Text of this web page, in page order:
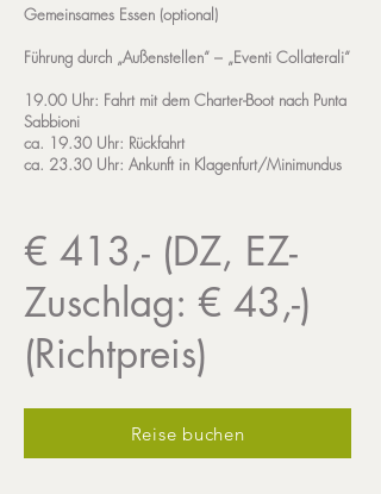
Gemeinsames Essen (optional)
Führung durch „Außenstellen“ – „Eventi Collaterali“
19.00 Uhr: Fahrt mit dem Charter-Boot nach Punta
Sabbioni
ca. 19.30 Uhr: Rückfahrt
ca. 23.30 Uhr: Ankunft in Klagenfurt/Minimundus
€ 413,- (DZ, EZ-
Zuschlag: € 43,-)
(Richtpreis)
Reise buchen